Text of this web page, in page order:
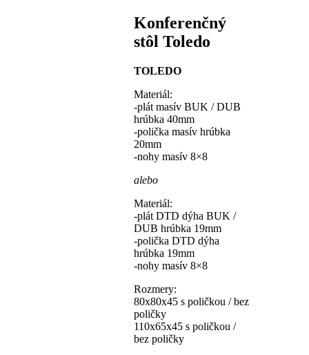
Konferenčný
stôl Toledo
TOLEDO
Materiál:
-plát masív BUK / DUB
hrúbka 40mm
-polička masív hrúbka
20mm
-nohy masív 8×8
alebo
Materiál:
-plát DTD dýha BUK /
DUB hrúbka 19mm
-polička DTD dýha
hrúbka 19mm
-nohy masív 8×8
Rozmery:
80x80x45 s poličkou / bez
poličky
110x65x45 s poličkou /
bez poličky